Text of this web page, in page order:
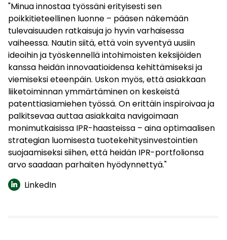
"Minua innostaa työssäni erityisesti sen
poikkitieteellinen luonne – pääsen näkemään
tulevaisuuden ratkaisuja jo hyvin varhaisessa
vaiheessa. Nautin siitä, että voin syventyä uusiin
ideoihin ja työskennellä intohimoisten keksijöiden
kanssa heidän innovaatioidensa kehittämiseksi ja
viemiseksi eteenpäin. Uskon myös, että asiakkaan
liiketoiminnan ymmärtäminen on keskeistä
patenttiasiamiehen työssä. On erittäin inspiroivaa ja
palkitsevaa auttaa asiakkaita navigoimaan
monimutkaisissa IPR-haasteissa – aina optimaalisen
strategian luomisesta tuotekehitysinvestointien
suojaamiseksi siihen, että heidän IPR-portfolionsa
arvo saadaan parhaiten hyödynnettyä."
LinkedIn